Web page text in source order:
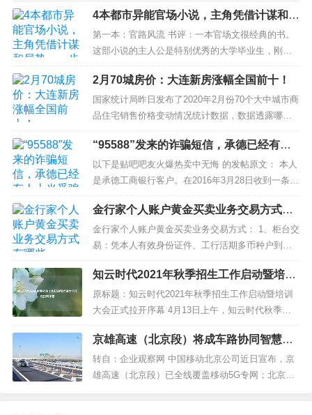
4本都市异能官场小说，主角凭借计谋和局
势，一步步走上去
第一本：官路风流 书评：一本官场文很经典的书。
这部小说的主人公是特别优秀的大学毕业生，刚开
始进入官场特别艰难，主角刚开始虽然傻了一点，
可是特别坚强，大脑会知道转弯，官场失意，就商
场得意。既然无法升官，果断想办法开厂子赚钱
花，带领老百姓发财，熬个两三年果断升官，然后
是县里，...
2月70城房价：大连新房涨幅全国前十！
国家统计局昨日发布了2020年2月份70个大中城市商
品住宅销售价格变动情况统计数据，数据透露哪些
重要信息？ 1、近5年来新房下降城市首次超过上涨
城市 新房方面，2月份70个大中城市新建商品住宅
价格环比上涨的城市数量为21个，相比1月份得47
个，有明显减少现象；下跌...
“95588”发来的诈骗短信，承德已经有人
上当受骗
以下是贴吧吧友火爆热卖中无悔 的发帖原文： 本人
是承德工商银行客户。在2016年3月28日收到一条95
588发来的短信说：您的网银将于今日失效，请立即
登录我行网站wap.icblco.com重新激活，逾期将被
注销处理。（工商银行）当时登录后获取验证码卡
里的钱被转...
金行家个人账户黄金买卖业务交易方式有
哪些
金行家个人账户黄金买卖业务交易方式： 1、柜台交
易：凭本人有效身份证件、工行活期多币种户到工
行指定网点办理。 2、电话银行交易：拨打95588—
>电话语音提示：“个人客户请按1”—>输入卡号或客
户编号和密码—>电话语音提示：“黄金业务请按5”—
>“美...
知云时代2021年秋季招生工作启动暨培训
大会正式拉开序幕
原标题：知云时代2021年秋季招生工作启动暨培训
大会正式拉开序幕 4月13日上午，知云时代秋季招
生工作启动暨培训大会在浙江杭州正式拉开序幕。
本次会议特邀请安恒信息副总裁、安恒网络空间安
全学院副院长吴鸣旦和贝塔斯曼传媒集团前人力资
源总监侯震两位嘉宾参加，知云时代总裁郭玉峰...
京雄高速（北京段）将成车路协同智慧高
速
转自：企业观察网 中国移动北京公司近日宣布，京
雄高速（北京段）已全线覆盖移动5G专网；北京移